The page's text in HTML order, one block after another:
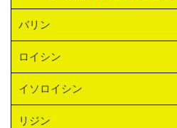
バリン
ロイシン
イソロイシン
リジン